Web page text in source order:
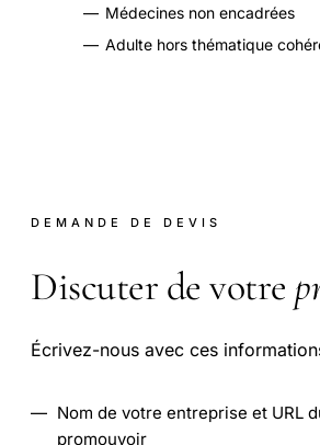
— Médecines non encadrées
— Adulte hors thématique
DEMANDE DE DEVIS
Discuter de votre
Écrivez-nous avec ces
— Nom de votre entreprise et URL
promouvoir